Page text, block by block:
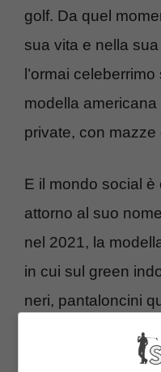
golf. Da quel
sua vita e nella
l’ormai
modella
private, con mazze
E il mondo social
attorno al suo
nel 2021, la
in cui sul green
neri, pantaloncini
quel punto è nato
Bri